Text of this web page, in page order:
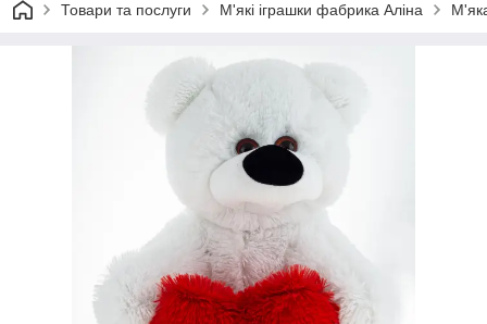
Товари та послуги М'які іграшки фабрика Аліна